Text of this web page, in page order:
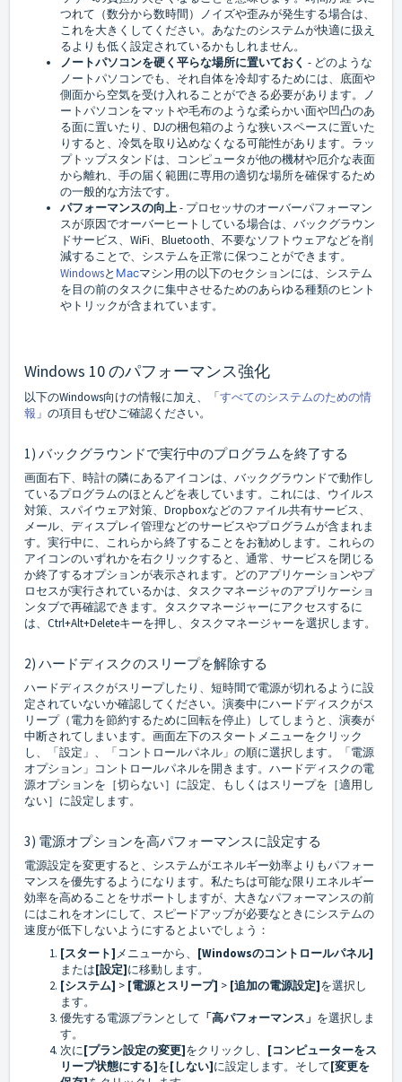
つれて（数分から数時間）ノイズや歪みが発生する場合は、
これを大きくしてください。あなたのシステムが快適に扱え
るよりも低く設定されているかもしれません。
ノートパソコンを硬く平らな場所に置いておく - どのような
ノートパソコンでも、それ自体を冷却するためには、底面や
側面から空気を受け入れることができる必要があります。ノ
ートパソコンをマットや毛布のような柔らかい面や凹凸のあ
る面に置いたり、DJの梱包箱のような狭いスペースに置いた
りすると、冷気を取り込めなくなる可能性があります。ラッ
プトップスタンドは、コンピュータが他の機材や厄介な表面
から離れ、手の届く範囲に専用の適切な場所を確保するため
の一般的な方法です。
パフォーマンスの向上- プロセッサのオーバーパフォーマン
スが原因でオーバーヒートしている場合は、バックグラウン
ドサービス、WiFi、Bluetooth、不要なソフトウェアなどを削
減することで、システムを正常に保つことができます。
Windowsと Macマシン用の以下のセクションには、システム
を目の前のタスクに集中させるためのあらゆる種類のヒント
やトリックが含まれています。
Windows 10 のパフォーマンス強化
以下のWindows向けの情報に加え、「すべてのシステムのための情
報 」の項目もぜひご確認ください。
1) バックグラウンドで実行中のプログラムを終了する
画面右下、時計の隣にあるアイコンは、バックグラウンドで動作し
ているプログラムのほとんどを表しています。これには、ウイルス
対策、スパイウェア対策、Dropboxなどのファイル共有サービス、
メール、ディスプレイ管理などのサービスやプログラムが含まれま
す。実行中に、これらから終了することをお勧めします。これらの
アイコンのいずれかを右クリックすると、通常、サービスを閉じる
か終了するオプションが表示されます。どのアプリケーションやプ
ロセスが実行されているかは、タスクマネージャのアプリケーショ
ンタブで再確認できます。タスクマネージャーにアクセスするに
は、Ctrl+Alt+Deleteキーを押し、タスクマネージャーを選択します。
2) ハードディスクのスリープを解除する
ハードディスクがスリープしたり、短時間で電源が切れるように設
定されていないか確認してください。演奏中にハードディスクがス
リープ（電力を節約するために回転を停止）してしまうと、演奏が
中断されてしまいます。画面左下のスタートメニューをクリック
し、「設定」、「コントロールパネル」の順に選択します。「電源
オプション」コントロールパネルを開きます。ハードディスクの電
源オプションを［切らない］に設定、もしくはスリープを［適用し
ない］に設定します。
3) 電源オプションを高パフォーマンスに設定する
電源設定を変更すると、システムがエネルギー効率よりもパフォー
マンスを優先するようになります。私たちは可能な限りエネルギー
効率を高めることをサポートしますが、大きなパフォーマンスの前
にはこれをオンにして、スピードアップが必要なときにシステムの
速度が低下しないようにするとよいでしょう：
[スタート]メニューから、 [Windowsのコントロールパネル]
または[設定]に移動します。
[システム] > [電源とスリープ] > [追加の電源設定]を選択し
ます。
優先する電源プランとして 「高パフォーマンス」 を選択しま
す。
次に[プラン設定の変更]をクリックし、 [コンピューターをス
リープ状態にする]を[しない]に設定します。そして[変更を